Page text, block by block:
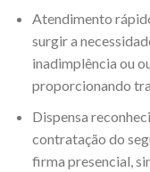
Atendimento
surgir a
inadimplência ou
proporcionando
Dispensa
contratação do
firma presencial,